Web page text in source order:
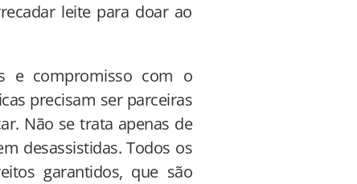
leite para doar ao
e compromisso com o
precisam ser parceiras
Não se trata apenas de
desassistidas. Todos os
garantidos, que são